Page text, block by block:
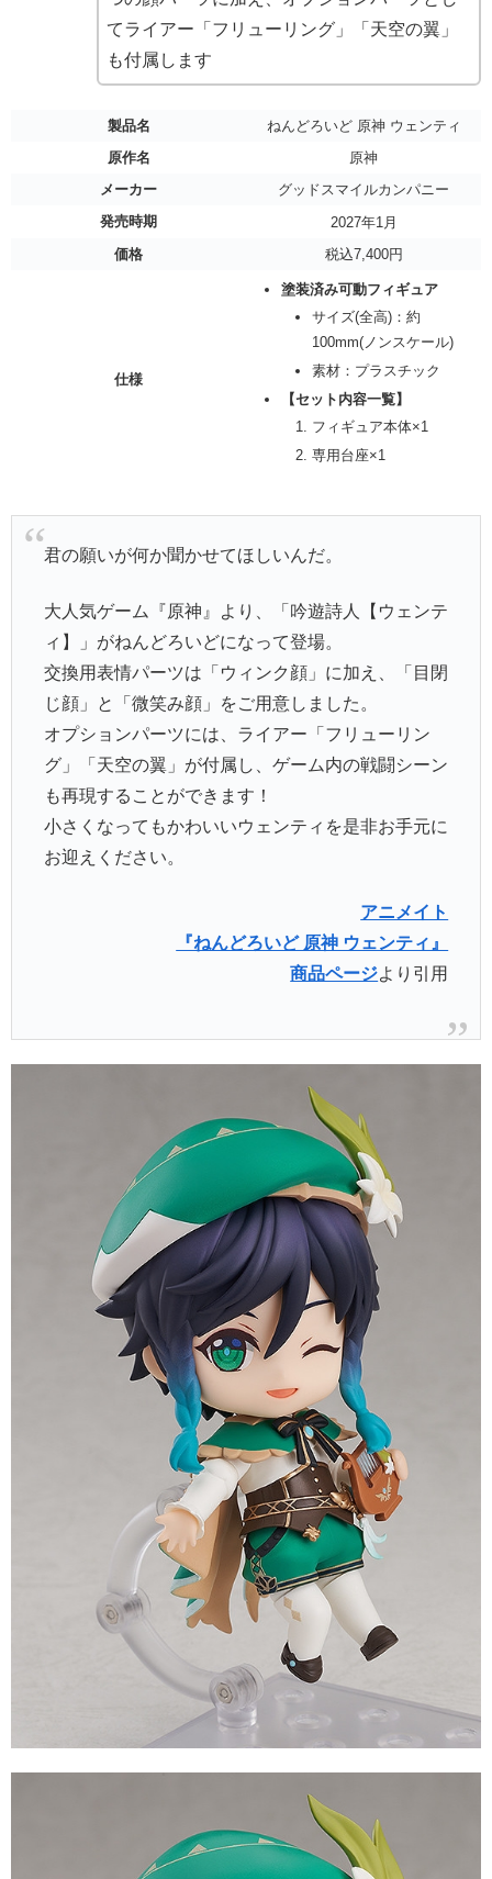
てライアー「フリューリング」「天空の翼」
も付属します
製品名
ねんどろいど 原神 ウェンティ
原作名
原神
メーカー
グッドスマイルカンパニー
発売時期
2027年1月
価格
税込7,400円
仕様
塗装済み可動フィギュア
サイズ(全高)：約
100mm(ノンスケール)
素材：プラスチック
【セット内容一覧】
フィギュア本体×1
専用台座×1
君の願いが何か聞かせてほしいんだ。
大人気ゲーム『原神』より、「吟遊詩人【ウェンテ
ィ】」がねんどろいどになって登場。
交換用表情パーツは「ウィンク顔」に加え、「目閉
じ顔」と「微笑み顔」をご用意しました。
オプションパーツには、ライアー「フリューリン
グ」「天空の翼」が付属し、ゲーム内の戦闘シーン
も再現することができます！
小さくなってもかわいいウェンティを是非お手元に
お迎えください。
アニメイト
『ねんどろいど 原神 ウェンティ』
商品ページより引用